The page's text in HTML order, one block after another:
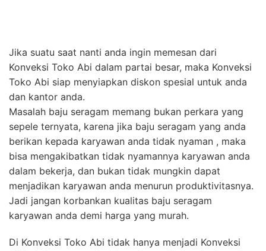
Jika suatu saat nanti anda ingin memesan dari
Konveksi Toko Abi dalam partai besar, maka Konveksi
Toko Abi siap menyiapkan diskon spesial untuk anda
dan kantor anda.
Masalah baju seragam memang bukan perkara yang
sepele ternyata, karena jika baju seragam yang anda
berikan kepada karyawan anda tidak nyaman , maka
bisa mengakibatkan tidak nyamannya karyawan anda
dalam bekerja, dan bukan tidak mungkin dapat
menjadikan karyawan anda menurun produktivitasnya.
Jadi jangan korbankan kualitas baju seragam
karyawan anda demi harga yang murah.
Di Konveksi Toko Abi tidak hanya menjadi Konveksi